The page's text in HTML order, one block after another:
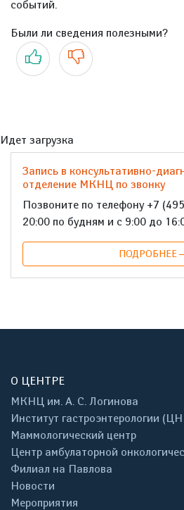
событий.
Были ли сведения полезными?
Да Нет
Идет загрузка
Запись в консультативно-
отделение МКНЦ по звонку
Позвоните по телефону +7
20:00 по будням и с 9:00 до
ПОДРОБНЕЕ
О ЦЕНТРЕ
МКНЦ им. А. С. Логинова
Институт гастроэнтерологии
Маммологический центр
Центр амбулаторной
Филиал на Павлова
Новости
Мероприятия